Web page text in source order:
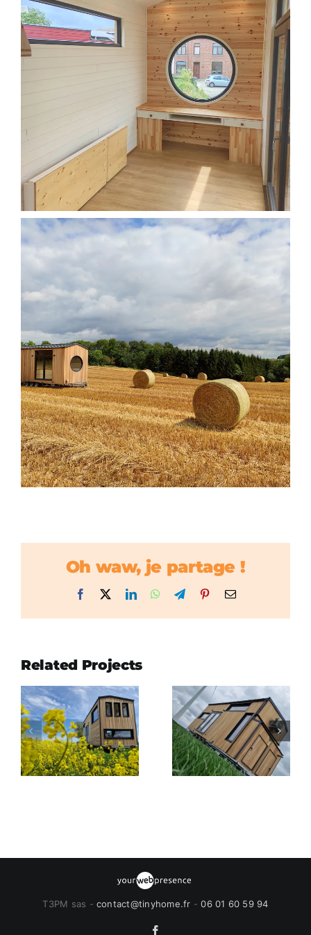
Oh waw, je partage !
Facebook LinkedInWhatsApp
TelegramPinterestEmail
Related Projects
T3PM sas - contact@tinyhome.fr -06 01 60 59 94